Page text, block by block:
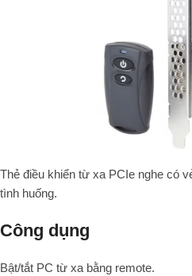
Thẻ điều khiển từ xa PCIe nghe có
tình huống.
Công dụng
Bật/tắt PC từ xa bằng remote.